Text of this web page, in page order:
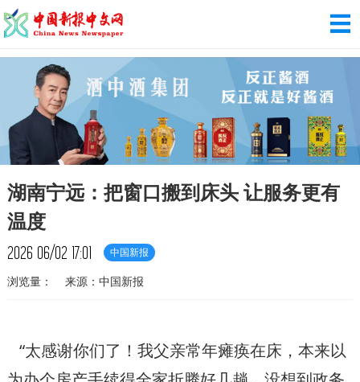
湖南宁远：把窗口搬到床头 让服务更有
温度
2026 06/02 17:01 中国新报
浏览量： 来源：中国新报
“太感谢你们了！我父亲常年瘫痪在床，本来以